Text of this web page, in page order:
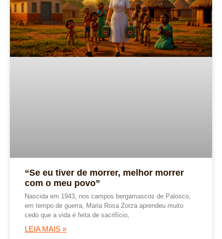
“Se eu tiver de morrer, melhor morrer
com o meu povo”
Nascida em 1943, nos campos bergamascos de Palosco,
em tempo de guerra, Maria Rosa Zorza aprendeu muito
cedo que a vida é feita de sacrifício,
LEIA MAIS »